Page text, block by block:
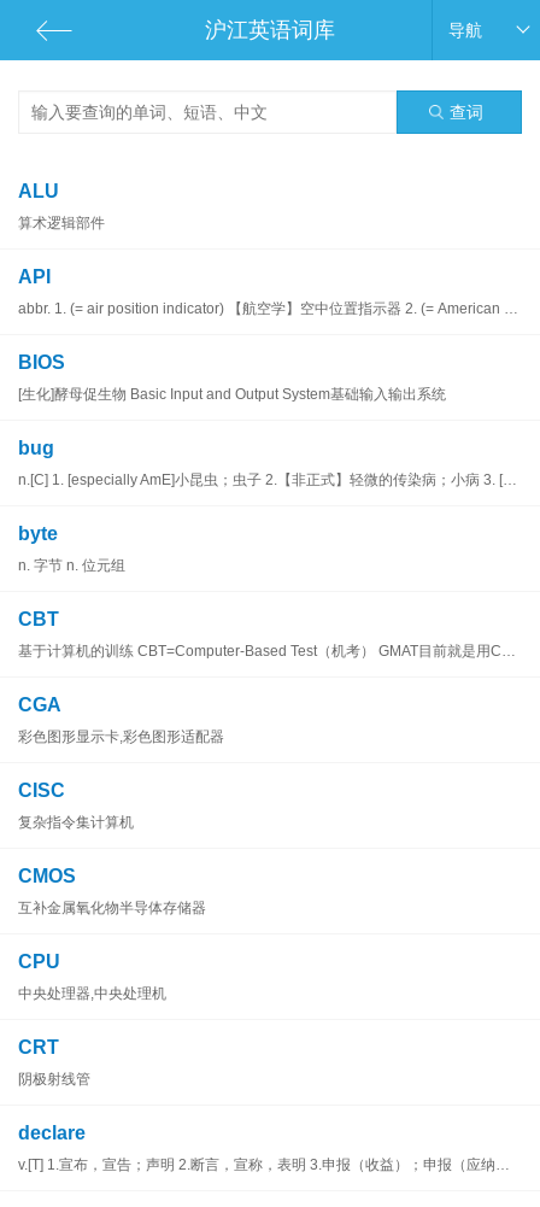
沪江英语词库 导航
查词
ALU
算术逻辑部件
API
abbr. 1. (= air position indicator) 【航空学】空中位置指示器 2. (= American Petroleum Institute) 美国石油学会 3. (
BIOS
[生化]酵母促生物 Basic Input and Output System基础输入输出系统
bug
n.[C] 1. [especially AmE]小昆虫；虫子 2.【非正式】轻微的传染病；小病 3. [通常作the ... bug][sing.]【非正式】热衷；着迷 4.【非正式】窃听
byte
n. 字节 n. 位元组
CBT
基于计算机的训练 CBT=Computer-Based Test（机考） GMAT目前就是用CBT考试
CGA
彩色图形显示卡,彩色图形适配器
CISC
复杂指令集计算机
CMOS
互补金属氧化物半导体存储器
CPU
中央处理器,中央处理机
CRT
阴极射线管
declare
v.[T] 1.宣布，宣告；声明 2.断言，宣称，表明 3.申报（收益）；申报（应纳税品） 4.板球（在击球员还未全部出局时）宣布结束赛局，宣布停止击球 v.[I] 1.申报